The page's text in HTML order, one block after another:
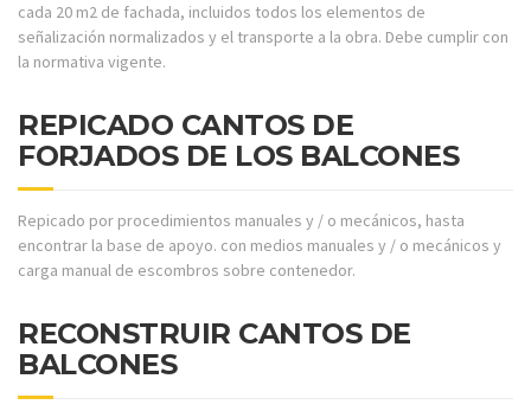
cada 20 m2 de fachada, incluidos todos los elementos de
señalización normalizados y el transporte a la obra. Debe cumplir con
la normativa vigente.
REPICADO CANTOS DE
FORJADOS DE LOS BALCONES
Repicado por procedimientos manuales y / o mecánicos, hasta
encontrar la base de apoyo. con medios manuales y / o mecánicos y
carga manual de escombros sobre contenedor.
RECONSTRUIR CANTOS DE
BALCONES